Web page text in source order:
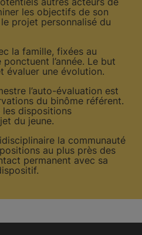
les objectifs de son
projet personnalisé du
la famille, fixées au
l’année. Le but
évaluer une évolution.
l’auto-évaluation est
du binôme référent.
les dispositions
du jeune.
la communauté
au plus près des
permanent avec sa